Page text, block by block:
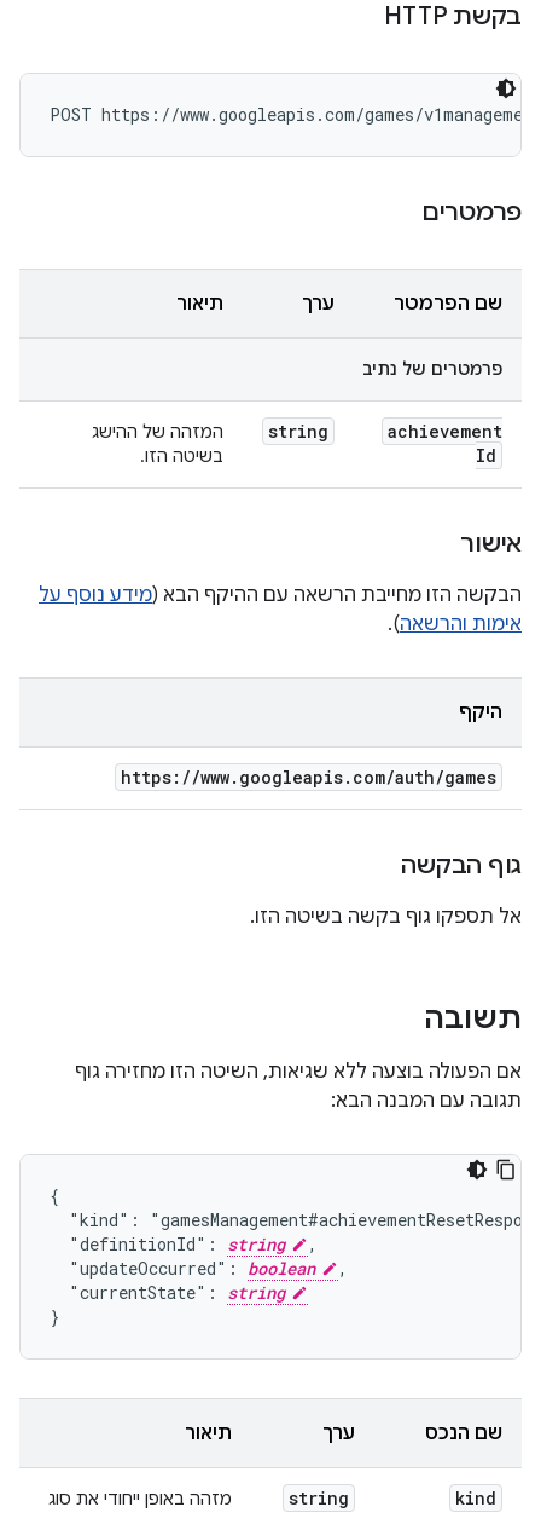
בקשת HTTP
POST https://www.googleapis.com/games/
פרמטרים
שם הפרמטר ערך תיאור
פרמטרים של נתיב
achievement
Id
string
המזהה של ההישג
בשיטה הזו.
אישור
הבקשה הזו מחייבת הרשאה עם ההיקף הבא (מידע נוסף על
אימות והרשאה).
היקף
https: //www. googleapis. com/auth/games
גוף הבקשה
אל תספקו גוף בקשה בשיטה הזו.
תשובה
אם הפעולה בוצעה ללא שגיאות, השיטה הזו מחזירה גוף
תגובה עם המבנה הבא:
{
"kind":
  "definitionId":
string
,
  "updateOccurred":
boolean
,
  "currentState":
string
}
שם הנכס ערך תיאור
kind
string
מזהה באופן ייחודי את סוג